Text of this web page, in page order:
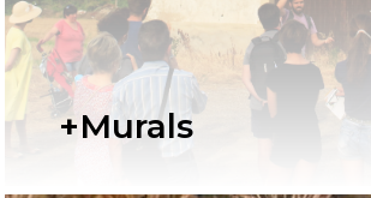
+Murals